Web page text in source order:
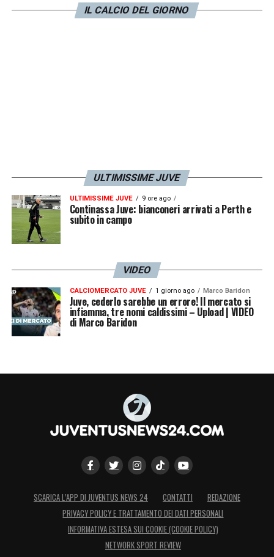
IL CALCIO DEL GIORNO
ULTIMISSIME JUVE
ULTIMISSIME JUVE 9 ore ago
Continassa Juve: bianconeri arrivati a Perth e
subito in campo
VIDEO
CALCIOMERCATO JUVE 1 giorno ago Marco Baridon
Juve, cederlo sarebbe un errore! Il mercato si
infiamma, tre nomi caldissimi – Upload | VIDEO
di Marco Baridon
SCARICA L’APP DI JUVENTUS NEWS 24 CONTATTI
REDAZIONE
PRIVACY POLICY E TRATTAMENTO DEI DATI PERSONALI
INFORMATIVA ESTESA SUI COOKIE (COOKIE POLICY)
NETWORK SPORT REVIEW